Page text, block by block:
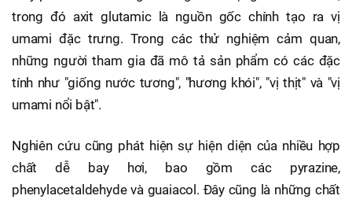
trong đó axit glutamic là nguồn gốc chính tạo ra vị
umami đặc trưng. Trong các thử nghiệm cảm quan,
những người tham gia đã mô tả sản phẩm có các đặc
tính như "giống nước tương", "hương khói", "vị thịt" và "vị
umami nổi bật".
Nghiên cứu cũng phát hiện sự hiện diện của nhiều hợp
chất dễ bay hơi, bao gồm các pyrazine,
phenylacetaldehyde và guaiacol. Đây cũng là những chất